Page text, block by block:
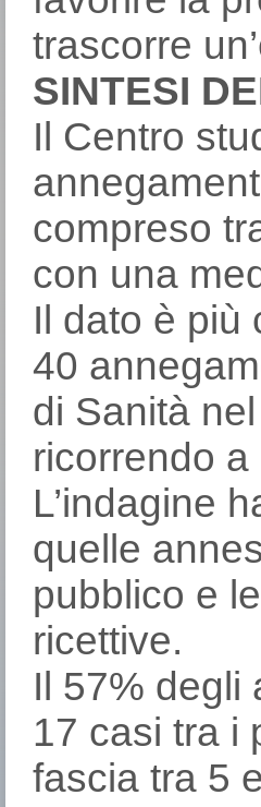
trascorre
SINTESI
Il Centro
compreso
con una
Il dato è più
40
di Sanità
ricorrendo a
L’indagine
quelle
pubblico e
ricettive.
Il 57% degli
17 casi tra i
fascia tra 5